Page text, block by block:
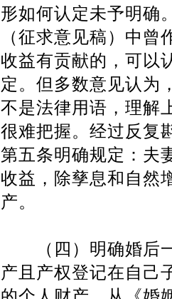
形如何认定未予明确
（征求意见稿）中
收益有贡献的，可以
定。但多数意见认为
不是法律用语，理解
很难把握。经过反复
第五条明确规定：夫
收益，除孳息和自然
产。
（四）明确婚后一
产且产权登记在自己